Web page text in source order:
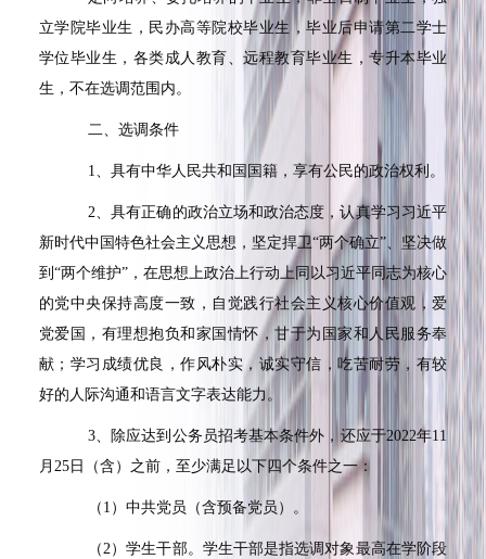
立学院毕业生，民办高等院校毕业生，毕业后申请第二学士
学位毕业生，各类成人教育、远程教育毕业生，专升本毕业
生，不在选调范围内。
二、选调条件
1、具有中华人民共和国国籍，享有公民的政治权利。
2、具有正确的政治立场和政治态度，认真学习习近平
新时代中国特色社会主义思想，坚定捍卫“两个确立”、坚决做
到 “两个维护” ，在思想上政治上行动上同以习近平同志为核心
的党中央保持高度一致，自觉践行社会主义核心价值观，爱
党爱国，有理想抱负和家国情怀，甘于为国家和人民服务奉
献；学习成绩优良，作风朴实，诚实守信，吃苦耐劳，有较
好的人际沟通和语言文字表达能力。
3、除应达到公务员招考基本条件外，还应于2022年11
月 25 日（含）之前，至少满足以下四个条件之一：
（ 1 ）中共党员（含预备党员）。
（2）学生干部。学生干部是指选调对象最高在学阶段